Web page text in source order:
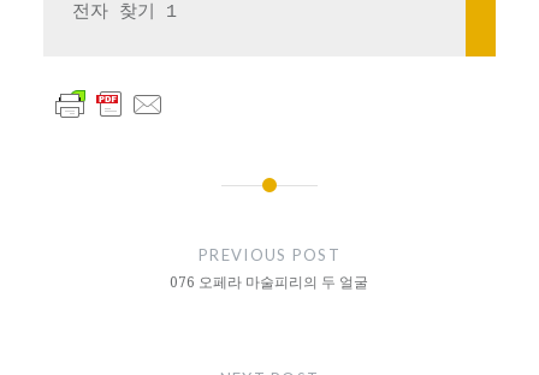
전자 찾기 1
PREVIOUS POST
076 오페라 마술피리의 두 얼굴